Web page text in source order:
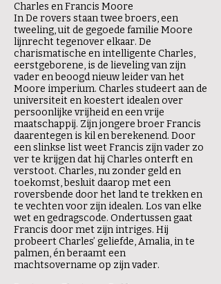
Charles en Francis Moore
In De rovers staan twee broers, een
tweeling, uit de gegoede familie Moore
lijnrecht tegenover elkaar. De
charismatische en intelligente Charles,
eerstgeborene, is de lieveling van zijn
vader en beoogd nieuw leider van het
Moore imperium. Charles studeert aan de
universiteit en koestert idealen over
persoonlijke vrijheid en een vrije
maatschappij. Zijn jongere broer Francis
daarentegen is kil en berekenend. Door
een slinkse list weet Francis zijn vader zo
ver te krijgen dat hij Charles onterft en
verstoot. Charles, nu zonder geld en
toekomst, besluit daarop met een
roversbende door het land te trekken en
te vechten voor zijn idealen. Los van elke
wet en gedragscode. Ondertussen gaat
Francis door met zijn intriges. Hij
probeert Charles’ geliefde, Amalia, in te
palmen, én beraamt een
machtsovername op zijn vader.